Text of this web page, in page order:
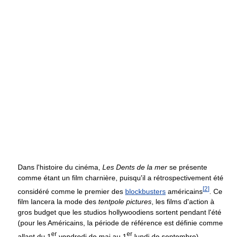
Dans l'histoire du cinéma, Les Dents de la mer se présente
comme étant un film charnière, puisqu'il a rétrospectivement été
considéré comme le premier des blockbusters américains[2]
. Ce
film lancera la mode des tentpole pictures, les films d'action à
gros budget que les studios hollywoodiens sortent pendant l'été
(pour les Américains, la période de référence est définie comme
er er